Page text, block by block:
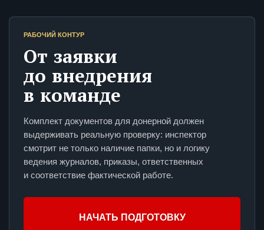
РАБОЧИЙ КОНТУР
От заявки
до внедрения
в команде
Комплект документов для донерной должен
выдерживать реальную проверку: инспектор
смотрит не только наличие папки, но и логику
ведения журналов, приказы, ответственных
и соответствие фактической работе.
НАЧАТЬ ПОДГОТОВКУ